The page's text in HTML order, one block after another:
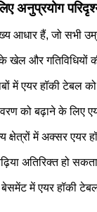
अनुप्रयोग
आधार हैं, जो सभी
खेल और गतिविधियों
में एयर हॉकी टेबल
को बढ़ाने के
क्षेत्रों में अक्सर
अतिरिक्त हो
में एयर हॉकी